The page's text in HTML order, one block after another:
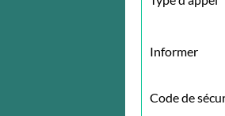
Informer
Code de